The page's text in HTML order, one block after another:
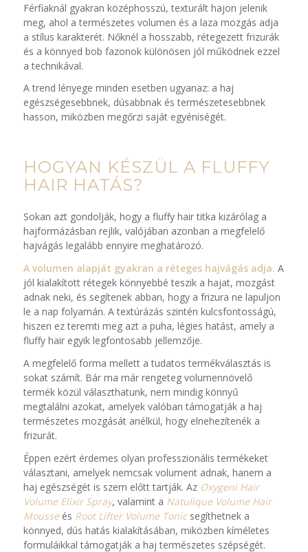
Férfiaknál gyakran középhosszú, texturált hajon jelenik
meg, ahol a természetes volumen és a laza mozgás adja
a stílus karakterét. Nőknél a hosszabb, rétegezett frizurák
és a könnyed bob fazonok különösen jól működnek ezzel
a technikával.
A trend lényege minden esetben ugyanaz: a haj
egészségesebbnek, dúsabbnak és természetesebbnek
hasson, miközben megőrzi saját egyéniségét.
HOGYAN KÉSZÜL A FLUFFY
HAIR HATÁS?
Sokan azt gondolják, hogy a fluffy hair titka kizárólag a
hajformázásban rejlik, valójában azonban a megfelelő
hajvágás legalább ennyire meghatározó.
A volumen alapját gyakran a réteges hajvágás adja. A
jól kialakított rétegek könnyebbé teszik a hajat, mozgást
adnak neki, és segítenek abban, hogy a frizura ne lapuljon
le a nap folyamán. A textúrázás szintén kulcsfontosságú,
hiszen ez teremti meg azt a puha, légies hatást, amely a
fluffy hair egyik legfontosabb jellemzője.
A megfelelő forma mellett a tudatos termékválasztás is
sokat számít. Bár ma már rengeteg volumennövelő
termék közül választhatunk, nem mindig könnyű
megtalálni azokat, amelyek valóban támogatják a haj
természetes mozgását anélkül, hogy elnehezítenék a
frizurát.
Éppen ezért érdemes olyan professzionális termékeket
választani, amelyek nemcsak volument adnak, hanem a
haj egészségét is szem előtt tartják. Az Oxygeni Hair
Volume Elixir Spray, valamint a Natulique Volume Hair
Mousseés Root Lifter Volume Tonicsegíthetnek a
könnyed, dús hatás kialakításában, miközben kíméletes
formuláikkal támogatják a haj természetes szépségét.